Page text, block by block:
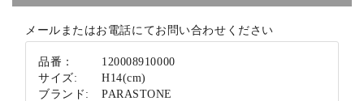
メールまたはお電話にてお問い合わせください
品番：
120008910000
サイズ:
H14(cm)
ブランド:
PARASTONE